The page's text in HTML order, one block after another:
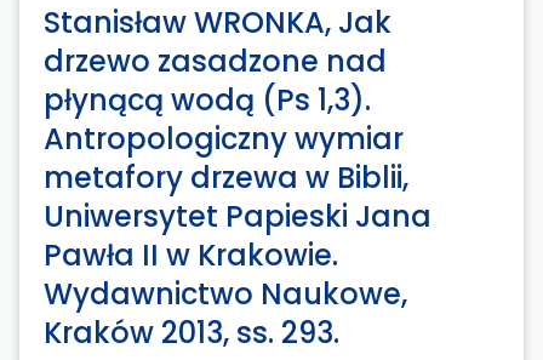
Stanisław WRONKA, Jak
drzewo zasadzone nad
płynącą wodą (Ps 1,3).
Antropologiczny wymiar
metafory drzewa w Biblii,
Uniwersytet Papieski Jana
Pawła II w Krakowie.
Wydawnictwo Naukowe,
Kraków 2013, ss. 293.